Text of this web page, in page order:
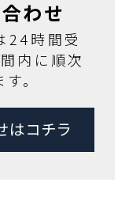
わせ
24時間受
内に順次
。
はコチラ